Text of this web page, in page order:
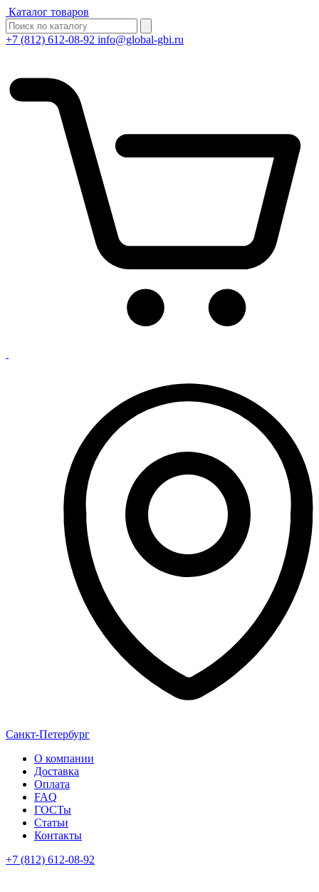
Каталог товаров
+7 (812) 612-08-92 info@global-gbi.ru
Санкт-Петербург
О компании
Доставка
Оплата
FAQ
ГОСТы
Статьи
Контакты
+7 (812) 612-08-92